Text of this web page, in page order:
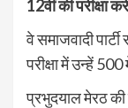
12वीं की परीक्षा
वे समाजवादी
परीक्षा में उन्हें
प्रभुदयाल मेरठ